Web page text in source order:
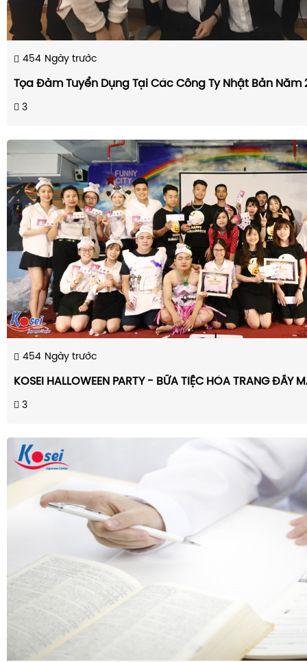
454 Ngày trước
Tọa Đàm Tuyển Dụng Tại Các Công Ty Nhật Bản Năm
3
454 Ngày trước
KOSEI HALLOWEEN PARTY - BỮA TIỆC HÓA TRANG ĐẦY
3